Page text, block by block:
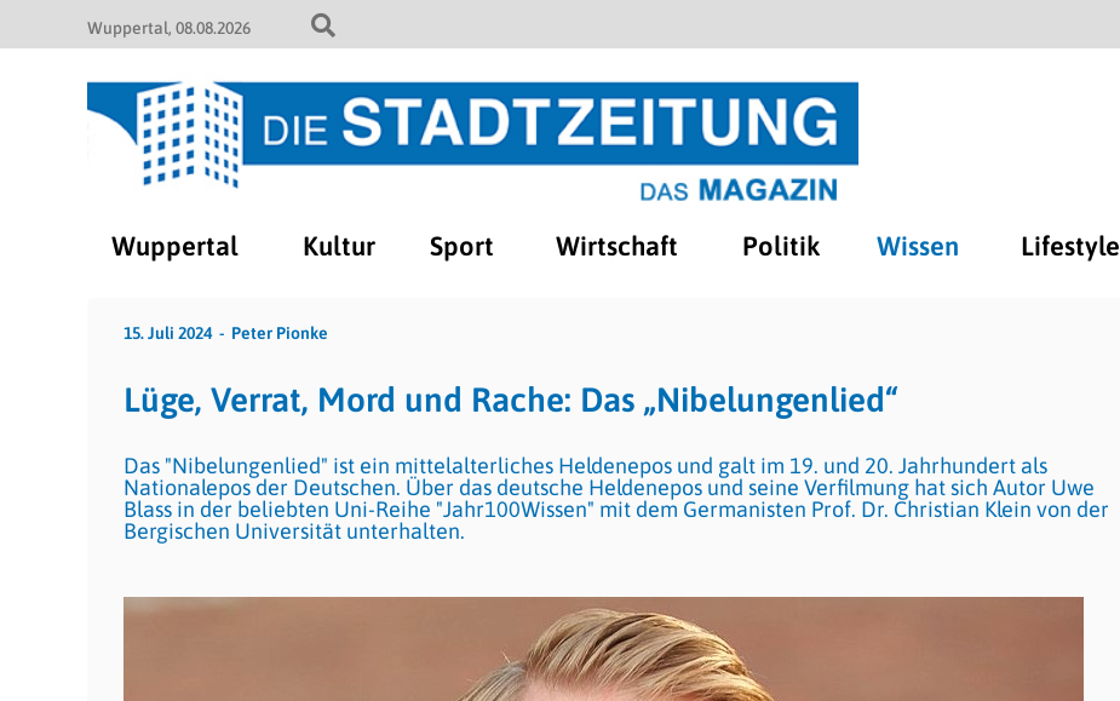
Wuppertal 08.08.2026
Wuppertal Kultur Sport Wirtschaft Politik Wissen Lifestyle
15. Juli 2024 Peter Pionke
Lüge, Verrat, Mord und Rache: Das „Nibelungenlied“
Das "Nibelungenlied" ist ein mittelalterliches Heldenepos und galt im 19. und 20. Jahrhundert als
Nationalepos der Deutschen. Über das deutsche Heldenepos und seine Verfilmung hat sich Autor Uwe
Blass in der beliebten Uni-Reihe "Jahr100Wissen" mit dem Germanisten Prof. Dr. Christian Klein von der
Bergischen Universität unterhalten.